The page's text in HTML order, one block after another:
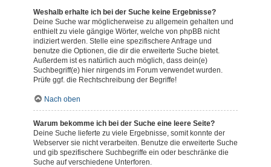
Weshalb erhalte ich bei der Suche keine Ergebnisse?
Deine Suche war möglicherweise zu allgemein gehalten und
enthielt zu viele gängige Wörter, welche von phpBB nicht
indiziert werden. Stelle eine spezifischere Anfrage und
benutze die Optionen, die dir die erweiterte Suche bietet.
Außerdem ist es natürlich auch möglich, dass dein(e)
Suchbegriff(e) hier nirgends im Forum verwendet wurden.
Prüfe ggf. die Rechtschreibung der Begriffe!
Nach oben
Warum bekomme ich bei der Suche eine leere Seite?
Deine Suche lieferte zu viele Ergebnisse, somit konnte der
Webserver sie nicht verarbeiten. Benutze die erweiterte Suche
und gib spezifischere Suchbegriffe ein oder beschränke die
Suche auf verschiedene Unterforen.